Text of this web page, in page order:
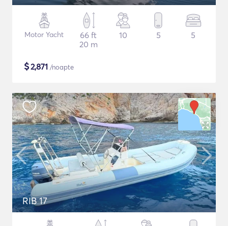
Motor Yacht
66 ft
20 m
10 5 5
$2,871 /noapte
RIB 17